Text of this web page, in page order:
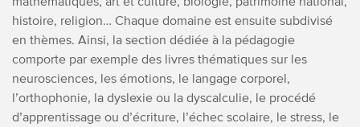
histoire, religion… Chaque domaine est ensuite subdivisé
en thèmes. Ainsi, la section dédiée à la pédagogie
comporte par exemple des livres thématiques sur les
neurosciences, les émotions, le langage corporel,
l’orthophonie, la dyslexie ou la dyscalculie, le procédé
d’apprentissage ou d’écriture, l’échec scolaire, le stress, le